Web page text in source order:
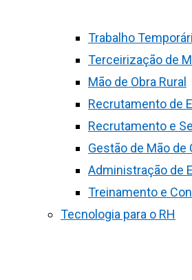
Trabalho
Terceirização de
Mão de Obra Rural
Recrutamento de
Recrutamento e
Gestão de Mão de
Administração de
Treinamento e
Tecnologia para o RH